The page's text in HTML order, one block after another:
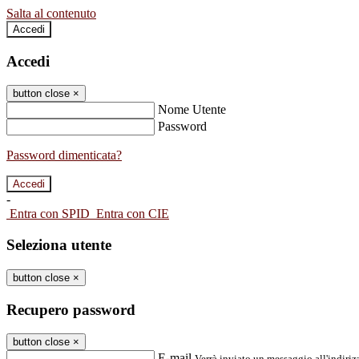
Salta al contenuto
Accedi
Accedi
button close ×
Nome Utente
Password
Password dimenticata?
-
Entra con SPID Entra con CIE
Seleziona utente
button close ×
Recupero password
button close ×